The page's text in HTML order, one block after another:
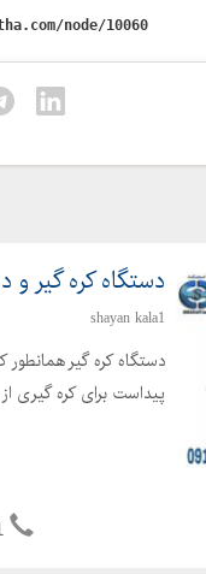
دستگاه کره گیر و
shayan kala1
دستگاه کره گیر
پیداست برای کره گیری
مخلوط شده و بحال...